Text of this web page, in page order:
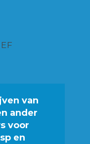
van
ander
voor
en